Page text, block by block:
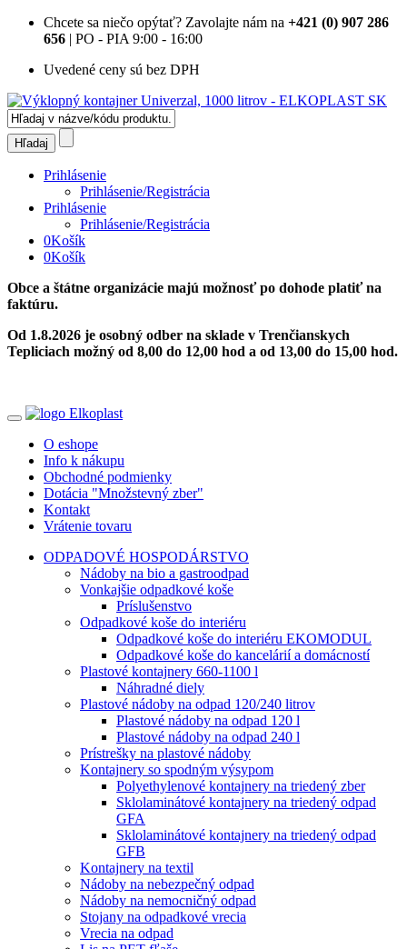
Chcete sa niečo opýtať? Zavolajte nám na +421 (0) 907 286
656 | PO - PIA 9:00 - 16:00
Uvedené ceny sú bez DPH
Prihlásenie
Prihlásenie/Registrácia
Prihlásenie
Prihlásenie/Registrácia
0Košík
0Košík
Obce a štátne organizácie majú možnosť po dohode platiť na
faktúru.
Od 1.8.2026 je osobný odber na sklade v Trenčianskych
Tepliciach možný od 8,00 do 12,00 hod a od 13,00 do 15,00 hod.
O eshope
Info k nákupu
Obchodné podmienky
Dotácia "Množstevný zber"
Kontakt
Vrátenie tovaru
ODPADOVÉ HOSPODÁRSTVO
Nádoby na bio a gastroodpad
Vonkajšie odpadkové koše
Príslušenstvo
Odpadkové koše do interiéru
Odpadkové koše do interiéru EKOMODUL
Odpadkové koše do kancelárií a domácností
Plastové kontajnery 660-1100 l
Náhradné diely
Plastové nádoby na odpad 120/240 litrov
Plastové nádoby na odpad 120 l
Plastové nádoby na odpad 240 l
Prístrešky na plastové nádoby
Kontajnery so spodným výsypom
Polyethylenové kontajnery na triedený zber
Sklolaminátové kontajnery na triedený odpad
GFA
Sklolaminátové kontajnery na triedený odpad
GFB
Kontajnery na textil
Nádoby na nebezpečný odpad
Nádoby na nemocničný odpad
Stojany na odpadkové vrecia
Vrecia na odpad